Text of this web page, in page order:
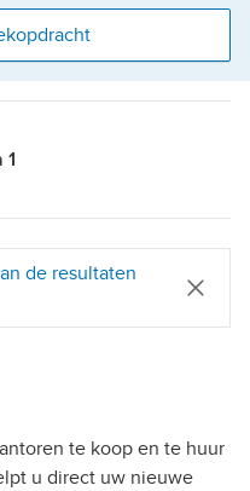
1
de resultaten
te koop en te huur
u direct uw nieuwe